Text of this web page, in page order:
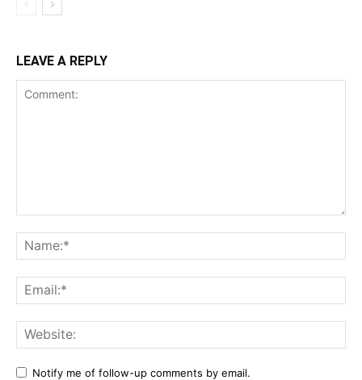
LEAVE A REPLY
Notify me of follow-up comments by email.